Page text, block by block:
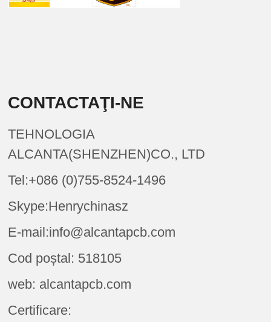
CONTACTAŢI-NE
TEHNOLOGIA
ALCANTA(SHENZHEN)CO., LTD
Tel:+086 (0)755-8524-1496
Skype:Henrychinasz
E-mail:info@alcantapcb.com
Cod poștal: 518105
web: alcantapcb.com
Certificare: